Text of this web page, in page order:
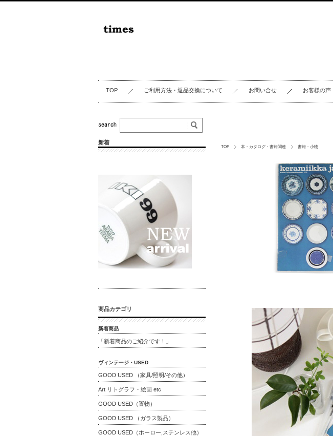
TOP ご利用方法・返品交換について お問い合せ お客様の声
TOP 本・カタログ・書籍関連 書籍・小物
新着
商品カテゴリ
新着商品
「新着商品のご紹介です！」
ヴィンテージ・USED
GOOD USED （家具/照明/その他）
Art リトグラフ・絵画 etc
GOOD USED（置物）
GOOD USED （ガラス製品）
GOOD USED（ホーロー,ステンレス他）